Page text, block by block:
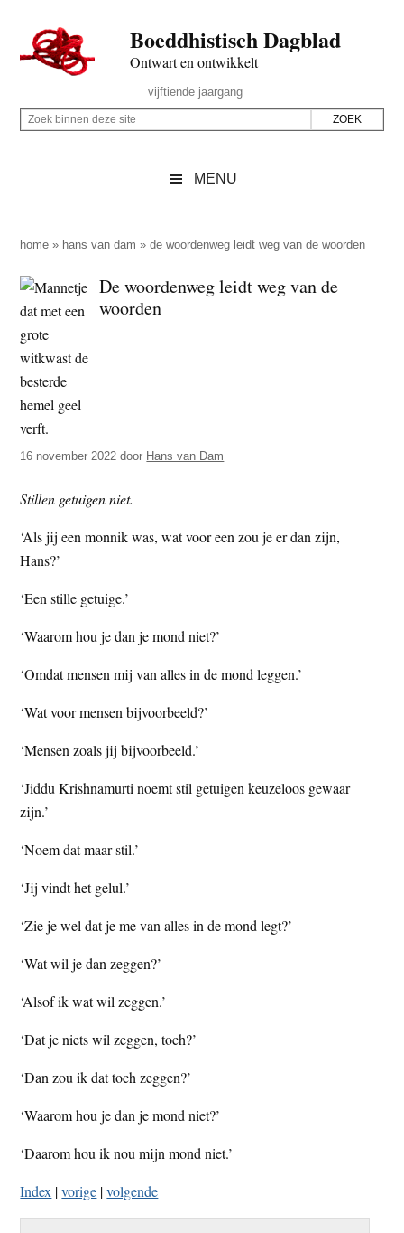
naar
de
inhoud
secondary
naar
de
sidebar
naar
de
Boeddhistisch Dagblad
Ontwart en ontwikkelt
Rechts
vijftiende jaargang
Z
p
d
e
z
e
s
i
t
e
Z
i
n
e
n
d
e
z
e
s
t
MENU
home » hans van dam »de woordenweg leidt weg van de woorden
De woordenweg leidt weg van de
woorden
16 november 2022 door Hans van Dam
Stillen getuigen niet.
‘Als jij een monnik was, wat voor een zou je er dan zijn,
Hans?’
‘Een stille getuige.’
‘Waarom hou je dan je mond niet?’
‘Omdat mensen mij van alles in de mond leggen.’
‘Wat voor mensen bijvoorbeeld?’
‘Mensen zoals jij bijvoorbeeld.’
‘Jiddu Krishnamurti noemt stil getuigen keuzeloos gewaar
zijn.’
‘Noem dat maar stil.’
‘Jij vindt het gelul.’
‘Zie je wel dat je me van alles in de mond legt?’
‘Wat wil je dan zeggen?’
‘Alsof ik wat wil zeggen.’
‘Dat je niets wil zeggen, toch?’
‘Dan zou ik dat toch zeggen?’
‘Waarom hou je dan je mond niet?’
‘Daarom hou ik nou mijn mond niet.’
Index |vorige |volgende